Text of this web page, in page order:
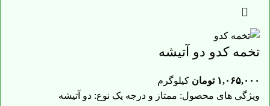
تخمه کدو دو آتیشه
۱,۰۶۵,۰۰۰ تومان کیلوگرم
ویژگی های محصول: ممتاز و درجه یک نوع: دو آتیشه